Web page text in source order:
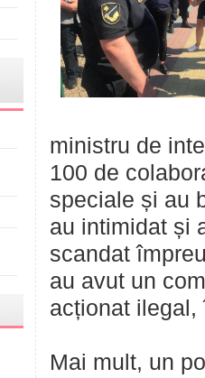
ministru de
100 de
speciale și au
au intimidat și
scandat
au avut un
acționat
Mai mult, un